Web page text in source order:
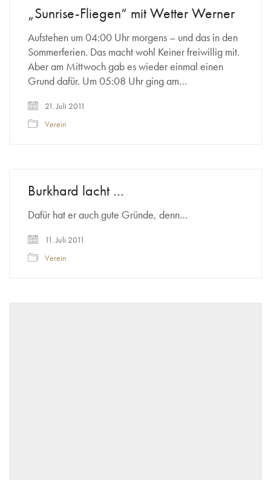
„Sunrise-Fliegen“ mit Wetter Werner
Aufstehen um 04:00 Uhr morgens – und das in den
Sommerferien. Das macht wohl Keiner freiwillig mit.
Aber am Mittwoch gab es wieder einmal einen
Grund dafür. Um 05:08 Uhr ging am…
21. Juli 2011
Verein
Burkhard lacht …
Dafür hat er auch gute Gründe, denn…
11. Juli 2011
Verein